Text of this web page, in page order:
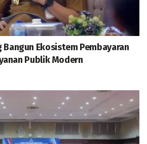
Bangun Ekosistem Pembayaran
Publik Modern